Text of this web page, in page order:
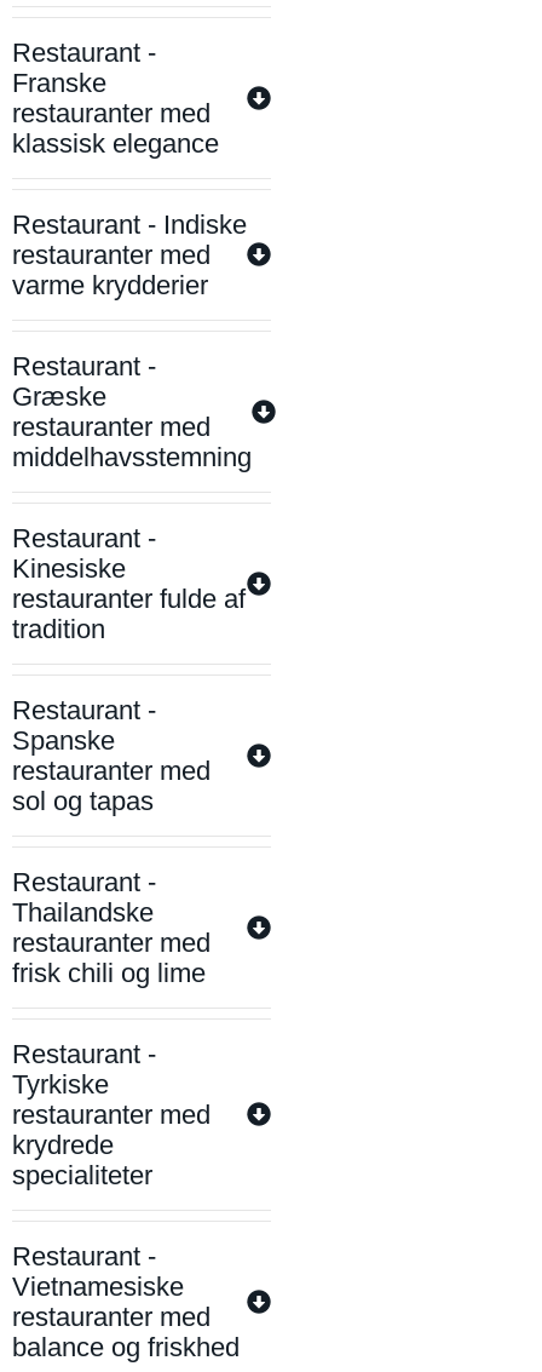
Restaurant -
Franske
restauranter med
klassisk elegance
Restaurant - Indiske
restauranter med
varme krydderier
Restaurant -
Græske
restauranter med
middelhavsstemning
Restaurant -
Kinesiske
restauranter fulde af
tradition
Restaurant -
Spanske
restauranter med
sol og tapas
Restaurant -
Thailandske
restauranter med
frisk chili og lime
Restaurant -
Tyrkiske
restauranter med
krydrede
specialiteter
Restaurant -
Vietnamesiske
restauranter med
balance og friskhed